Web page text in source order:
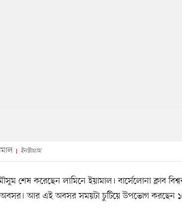
ইনস্টাগ্রাম
শেষ করেছেন লামিনে ইয়ামাল। বার্সেলোনা ক্লাব
আর এই অবসর সময়টা চুটিয়ে উপভোগ করছেন